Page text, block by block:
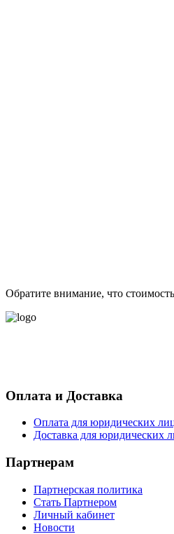
Обратите внимание, что
Оплата и Доставка
Оплата для юридических
Доставка для юридических
Партнерам
Партнерская политика
Стать Партнером
Личный кабинет
Новости